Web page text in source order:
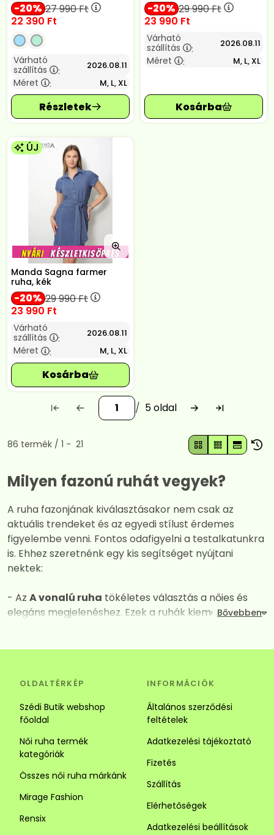
20 27 990Ft
22 390 Ft
Várható
szállítás
: 2026.08.11
Méret : M, L, XL
20 29 990Ft
23 990 Ft
Várható
szállítás
: 2026.08.11
Méret : M, L, XL
ÚJ
Manda Sagna farmer
ruha, kék
20 29 990Ft
23 990 Ft
Várható
szállítás
: 2026.08.11
Méret : M, L, XL
5
Összes termék a kategóriában
86 termék 1 21
Milyen fazonú ruhát vegyek?
A ruha fazonjának kiválasztásakor nem csak az
aktuális trendeket és az egyedi stílust érdemes
figyelembe venni. Fontos odafigyelni a testalkatunkra
is. Ehhez szeretnénk egy kis segítséget nyújtani
nektek:
- Az A vonalú ruha tökéletes választás a nőies és
elegáns megjelenéshez. Ezek a ruhák kiemelik a
kombinációja garantálja a maximális kényelmet és a
vonzó megjelenést. Tökéletes választás alkalomra és
hétköznapra is.
- AzIngruhaegy igazi jolly joker darab. Számos stílus
közül választhatsz. Az ingruhák ideálisak a laza és
sikkes megjelenéhez. Az ingruhák sokoldalúságuk
révén tökéletesek lehetnek alkalmi és hétköznapi
viseletnek is, kombináld kiegészítőkkel vagy egy
szuper övvel. Alacsony hölgyeknek javasoljuk a
OLDALTÉRKÉP
Szédi Butik webshop
főoldal
Női ruha termék
kategóriák
Összes női ruha márkánk
Mirage Fashion
Rensix
INFORMÁCIÓK
Általános szerződési
feltételek
Adatkezelési tájékoztató
Fizetés
Szállítás
Elérhetőségek
Adatkezelési beállítások